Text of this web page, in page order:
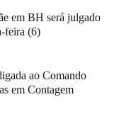
em BH será julgado
feira (6)
ao Comando
em Contagem